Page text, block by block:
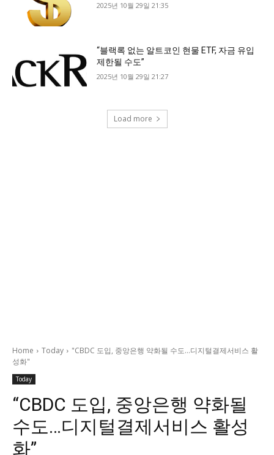
2025년 10월 29일 21:35
“블랙록 없는 알트코인 현물 ETF, 자금 유입
제한될 수도”
2025년 10월 29일 21:27
Load more